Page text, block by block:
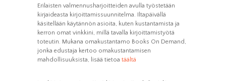
Erilaisten valmennusharjoitteiden avulla työstetään
kirjaideasta kirjoittamissuunnitelma. Iltapäivällä
käsitellään käytännön asioita, kuten kustantamista ja
kerron omat vinkkini, millä tavalla kirjoittamistyötä
toteutin. Mukana omakustantamo Books On Demand,
jonka edustaja kertoo omakustantamisen
mahdollisuuksista, lisää tietoa täältä